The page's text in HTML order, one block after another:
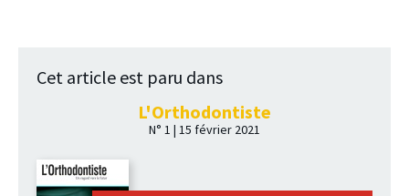
Cet article est paru dans
L'Orthodontiste
N° 1 | 15 février 2021